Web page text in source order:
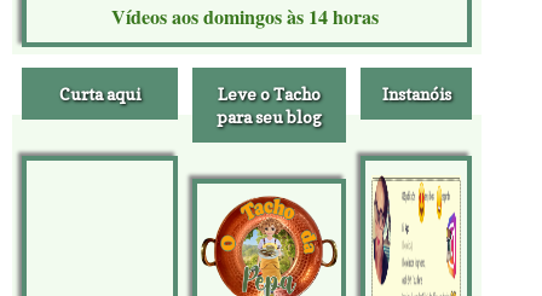
Vídeos aos domingos às 14 horas
Curta aqui
Leve o Tacho
para seu blog
Instanóis